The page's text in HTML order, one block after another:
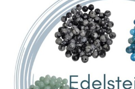
Wirkung
und
Bedeutung
der
Edelsteine